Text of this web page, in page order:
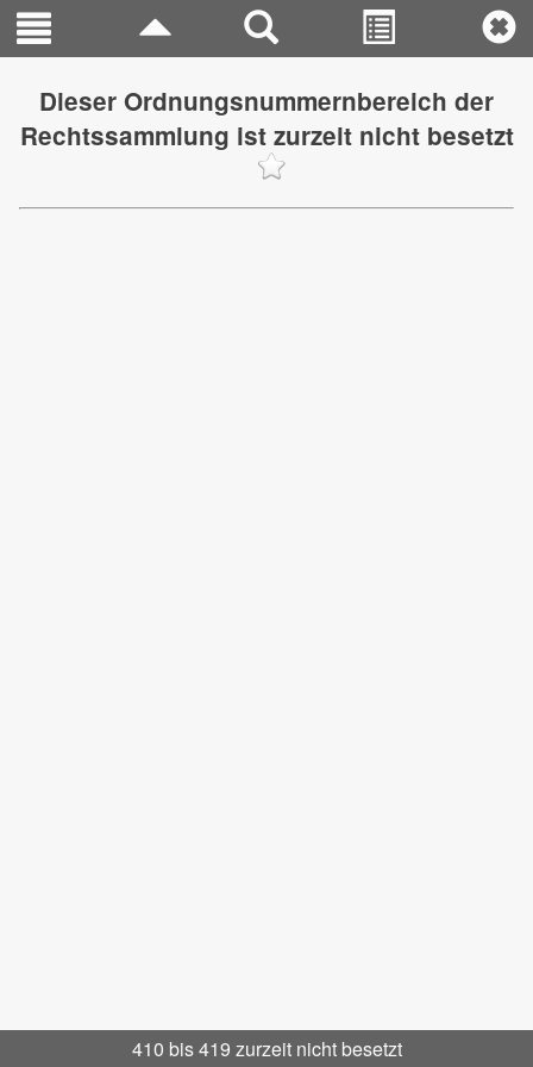
410 bis 419 zurzeit nicht besetzt
Dieser Ordnungsnummernbereich der
Rechtssammlung ist zurzeit nicht besetzt